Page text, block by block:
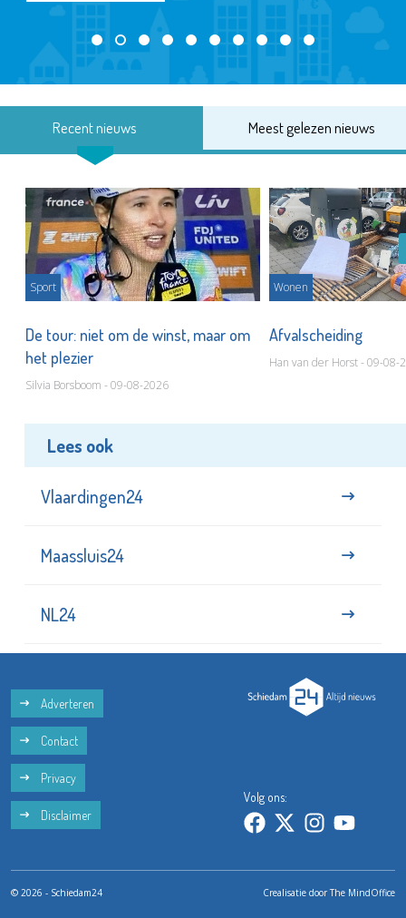
Recent nieuws Meest gelezen nieuws
Sport
De tour: niet om de winst, maar om
het plezier
Silvia Borsboom - 09-08-2026
Wonen
Afvalscheiding
Han van der Horst - 09-08-
Lees ook
Vlaardingen24
Maassluis24
NL24
Adverteren
Contact
Privacy
Disclaimer
Volg ons:
© 2026 - Schiedam24 Crealisatie doorThe MindOffice